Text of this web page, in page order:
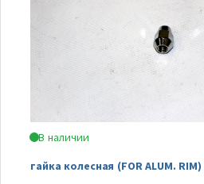
В наличии
гайка колесная (FOR ALUM. RIM)